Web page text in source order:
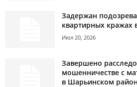
Задержан
квартирных кражах
Июл 20, 2026
Завершено
мошенничестве с
в Шарьинском